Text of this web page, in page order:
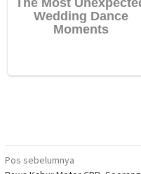
Navigasi
Pos sebelumnya